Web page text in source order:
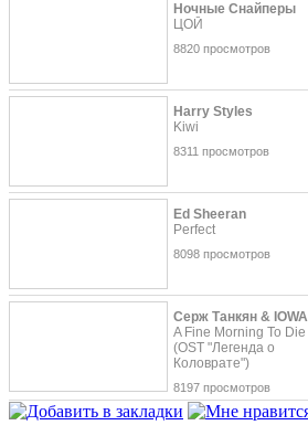
Ночные Снайперы
ЦОЙ
8820 просмотров
Harry Styles
Kiwi
8311 просмотров
Ed Sheeran
Perfect
8098 просмотров
Серж Танкян & IOWA
A Fine Morning To Die
(OST "Легенда о
Коловрате")
8197 просмотров